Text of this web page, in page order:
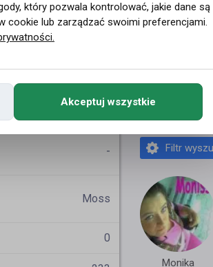
Glimt Bygg As
-
Moss
0
Polecane
Filtr
Monika
który pozwala kontrolować, jakie dane są
cookie lub zarządzać swoimi preferencjami.
Akceptuj wszystkie